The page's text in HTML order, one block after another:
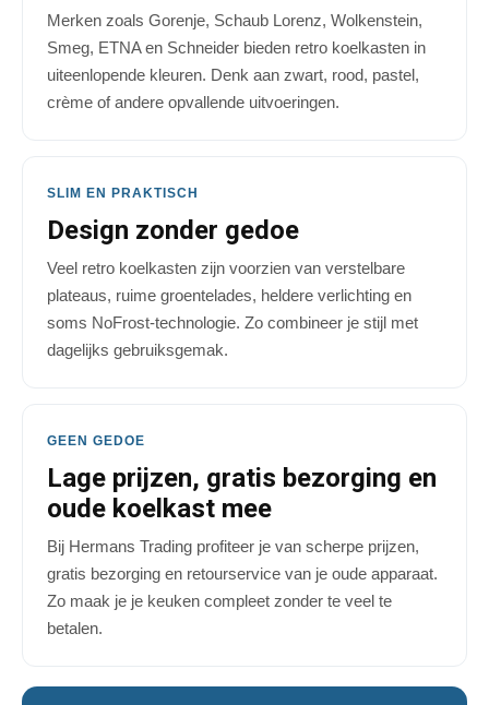
Merken zoals Gorenje, Schaub Lorenz, Wolkenstein,
Smeg, ETNA en Schneider bieden retro koelkasten in
uiteenlopende kleuren. Denk aan zwart, rood, pastel,
crème of andere opvallende uitvoeringen.
SLIM EN PRAKTISCH
Design zonder gedoe
Veel retro koelkasten zijn voorzien van verstelbare
plateaus, ruime groentelades, heldere verlichting en
soms NoFrost-technologie. Zo combineer je stijl met
dagelijks gebruiksgemak.
GEEN GEDOE
Lage prijzen, gratis bezorging en
oude koelkast mee
Bij Hermans Trading profiteer je van scherpe prijzen,
gratis bezorging en retourservice van je oude apparaat.
Zo maak je je keuken compleet zonder te veel te
betalen.